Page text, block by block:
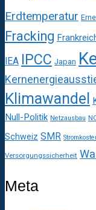
Erdtemperatur
Fracking
IEA IPCC Japan
Klimawandel
Null-Politik Netzausbau
Schweiz SMR
Versorgungssicherheit
Meta